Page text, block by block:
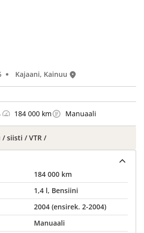
Kajaani, Kainuu
184 000 km Manuaali
siisti / VTR /
184 000 km
1,4 l, Bensiini
2004 (ensirek. 2-2004)
Manuaali